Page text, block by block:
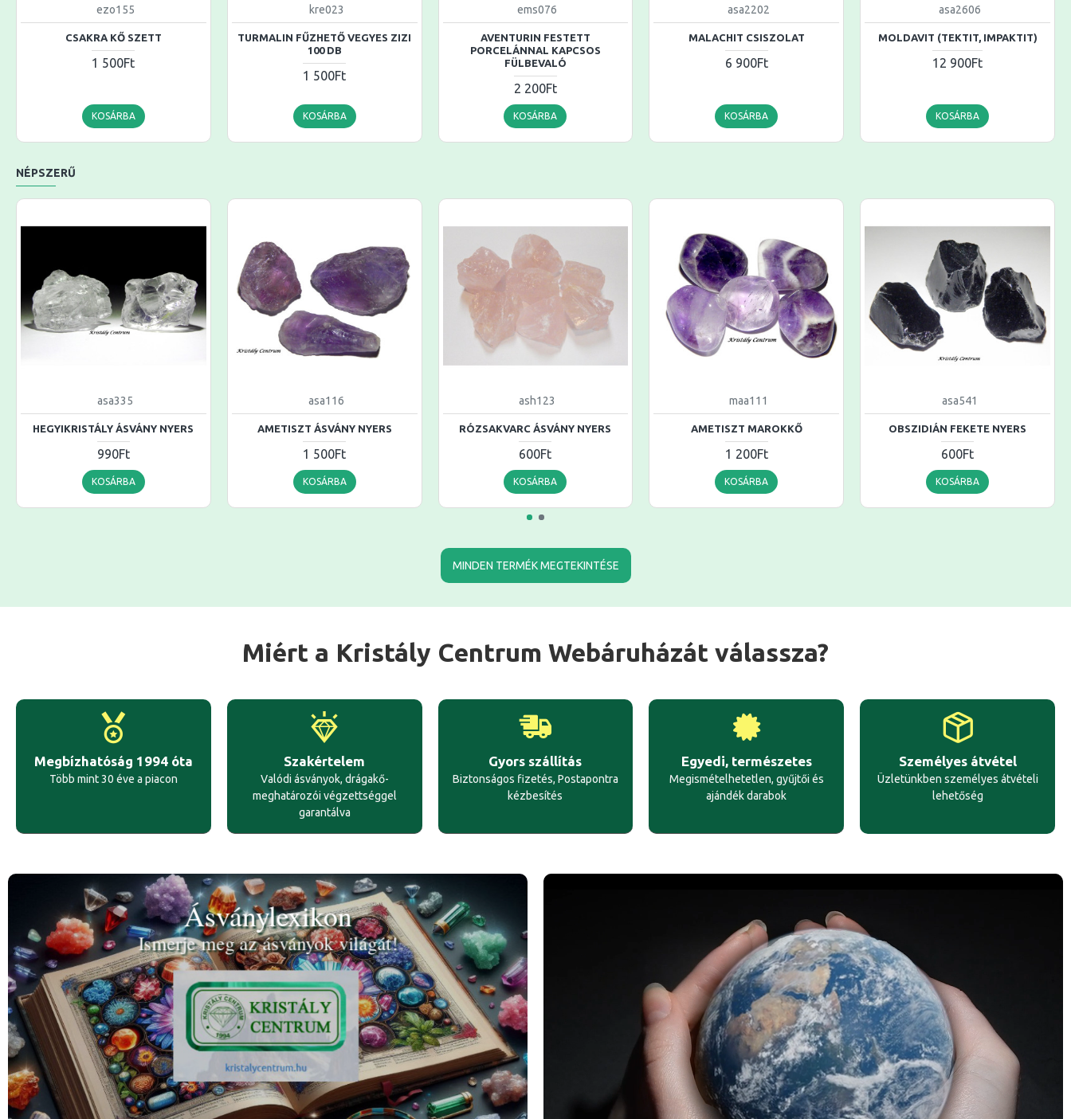
ezo155
CSAKRA KŐ SZETT
1 500Ft
KOSÁRBA
kre023
TURMALIN FŰZHETŐ VEGYES ZIZI
100 DB
1 500Ft
KOSÁRBA
ems076
AVENTURIN FESTETT
PORCELÁNNAL KAPCSOS
FÜLBEVALÓ
2 200Ft
KOSÁRBA
asa2202
MALACHIT CSISZOLAT
6 900Ft
KOSÁRBA
asa2606
MOLDAVIT (TEKTIT, IMPAKTIT)
12 900Ft
KOSÁRBA
NÉPSZERŰ
asa335
HEGYIKRISTÁLY ÁSVÁNY NYERS
990Ft
KOSÁRBA
asa116
AMETISZT ÁSVÁNY NYERS
1 500Ft
KOSÁRBA
ash123
RÓZSAKVARC ÁSVÁNY NYERS
600Ft
KOSÁRBA
maa111
AMETISZT MAROKKŐ
1 200Ft
KOSÁRBA
asa541
OBSZIDIÁN FEKETE NYERS
600Ft
KOSÁRBA
MINDEN TERMÉK MEGTEKINTÉSE
Miért a Kristály Centrum Webáruházát válassza?
Megbízhatóság 1994 óta
Több mint 30 éve a piacon
Szakértelem
Valódi ásványok, drágakő-
meghatározói végzettséggel
garantálva
Gyors szállítás
Biztonságos fizetés, Postapontra
kézbesítés
Egyedi, természetes
Megismételhetetlen, gyűjtői és
ajándék darabok
Személyes átvétel
Üzletünkben személyes átvételi
lehetőség
Ásványlexikon
Ismerje meg az ásványok világát!